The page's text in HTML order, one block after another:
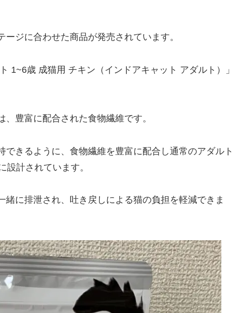
ジに合わせた商品が発売されています。
1~6歳 成猫用 チキン（インドアキャット アダルト）」
、豊富に配合された食物繊維です。
きるように、食物繊維を豊富に配合し通常のアダルト
設計されています。
に排泄され、吐き戻しによる猫の負担を軽減できま